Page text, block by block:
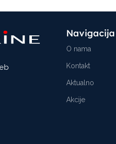
Navigacija
O nama
Kontakt
Aktualno
Akcije